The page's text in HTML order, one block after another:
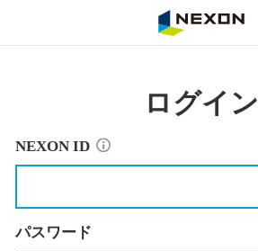
ログイン
NEXON ID
パスワード